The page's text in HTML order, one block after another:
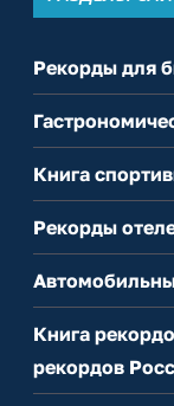
Рекорды для
Книга
Рекорды
Книга
рекордов